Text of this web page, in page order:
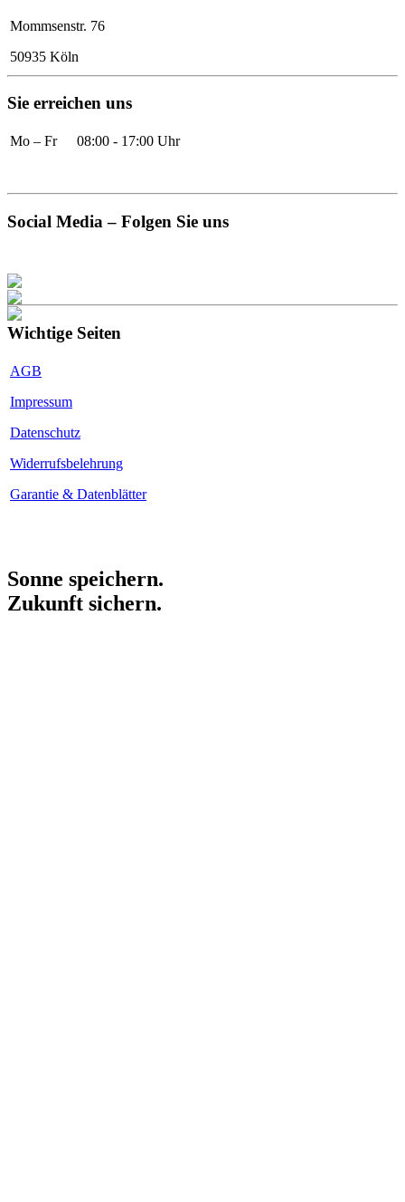
Mommsenstr. 76
50935 Köln
Sie erreichen uns
Mo – Fr 08:00 - 17:00 Uhr
Social Media – Folgen Sie uns
Wichtige Seiten
AGB
Impressum
Datenschutz
Widerrufsbelehrung
Garantie & Datenblätter
Sonne speichern.
Zukunft sichern.